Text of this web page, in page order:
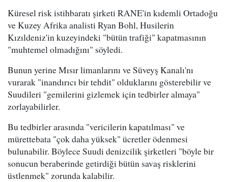
Küresel risk istihbaratı şirketi RANE'in kıdemli Ortadoğu
ve Kuzey Afrika analisti Ryan Bohl, Husilerin
Kızıldeniz'in kuzeyindeki "bütün trafiği" kapatmasının
"muhtemel olmadığını" söyledi.
Bunun yerine Mısır limanlarını ve Süveyş Kanalı'nı
vurarak "inandırıcı bir tehdit" olduklarını gösterebilir ve
Suudileri "gemilerini gizlemek için tedbirler almaya"
zorlayabilirler.
Bu tedbirler arasında "vericilerin kapatılması" ve
mürettebata "çok daha yüksek" ücretler ödenmesi
bulunabilir. Böylece Suudi denizcilik şirketleri "böyle bir
sonucun beraberinde getirdiği bütün savaş risklerini
üstlenmek" zorunda kalabilir.